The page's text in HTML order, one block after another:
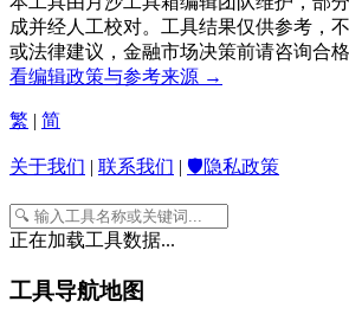
成并经人工校对。工具结果仅供参考，
或法律建议，金融市场决策前请咨询合
看编辑政策与参考来源 →
繁 | 简
关于我们 | 联系我们 | 🛡️隐私政策
正在加载工具数据...
工具导航地图